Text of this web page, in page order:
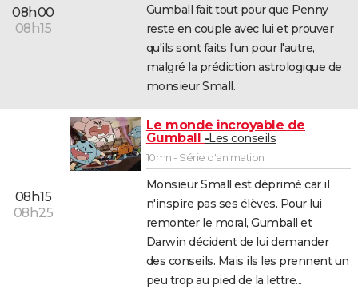
08h00
08h15
Gumball fait tout pour que Penny
reste en couple avec lui et prouver
qu'ils sont faits l'un pour l'autre,
malgré la prédiction astrologique de
monsieur Small.
08h15
08h25
Le monde incroyable de
Gumball
Les conseils
10mn - Série d'animation
Monsieur Small est déprimé car il
n'inspire pas ses élèves. Pour lui
remonter le moral, Gumball et
Darwin décident de lui demander
des conseils. Mais ils les prennent un
peu trop au pied de la lettre...